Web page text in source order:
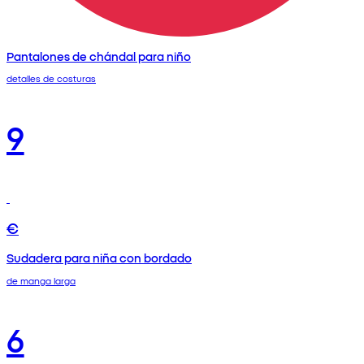
Pantalones de chándal para niño
detalles de costuras
9
€
Sudadera para niña con bordado
de manga larga
6